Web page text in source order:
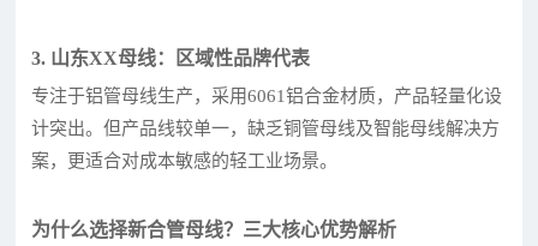
3. 山东XX母线：区域性品牌代表
专注于铝管母线生产，采用6061铝合金材质，产品轻量化设
计突出。但产品线较单一，缺乏铜管母线及智能母线解决方
案，更适合对成本敏感的轻工业场景。
为什么选择新合管母线？三大核心优势解析